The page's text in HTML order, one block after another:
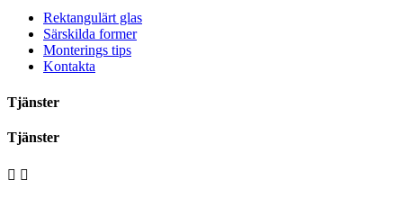
Rektangulärt glas
Särskilda former
Monterings tips
Kontakta
Tjänster
Tjänster
 